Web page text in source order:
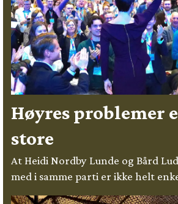
Høyres problemer
store
At Heidi Nordby Lunde og Bård
med i samme parti er ikke helt